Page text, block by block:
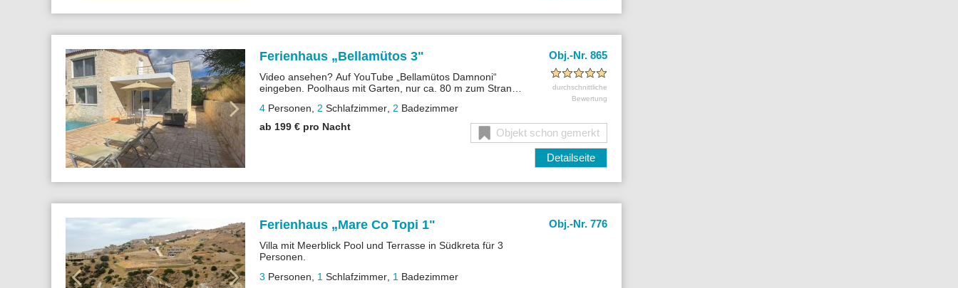
Ferienhaus „Bellamütos 3" Obj.-Nr. 865
Video ansehen? Auf YouTube „Bellamütos Damnoni“
eingeben. Poolhaus mit Garten, nur ca. 80 m zum Strand –
4 Personen 2 Schlafzimmer 2 Badezimmer
ab 199 € pro Nacht
durchschnittliche
Bewertung
Objekt schon gemerkt
Detailseite
Ferienhaus „Mare Co Topi 1" Obj.-Nr. 776
Villa mit Meerblick Pool und Terrasse in Südkreta für 3
Personen.
3 Personen 1 Schlafzimmer 1 Badezimmer